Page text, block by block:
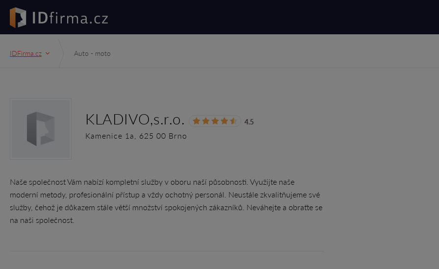
IDFirma.cz Auto - moto
KLADIVO,s.r.o. 4.5
Kamenice 1a, 625 00 Brno
Naše společnost Vám nabízí kompletní služby v oboru naší působnosti. Využijte naše
moderní metody, profesionální přístup a vždy ochotný personál. Neustále zkvalitňujeme své
služby, čehož je důkazem stále větší množství spokojených zákazníků. Neváhejte a obraťte se
na naši společnost.